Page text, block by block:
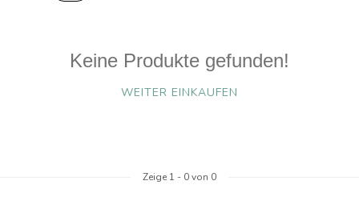
Keine Produkte gefunden!
WEITER EINKAUFEN
Zeige 1 - 0von 0